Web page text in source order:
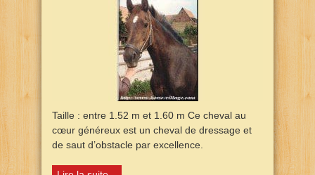
Paardenstamboek
Nederland)
Taille : entre 1.52 m et 1.60 m Ce cheval au
cœur généreux est un cheval de dressage et
de saut d’obstacle par excellence.